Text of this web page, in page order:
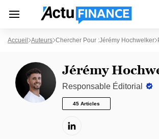
Accueil Auteurs Chercher Pour :Jérémy Hochwelker
Jérémy
Responsable Éditorial
45 Articles